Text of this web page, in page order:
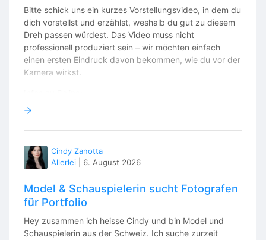
Bitte schick uns ein kurzes Vorstellungsvideo, in dem du
dich vorstellst und erzählst, weshalb du gut zu diesem
Dreh passen würdest. Das Video muss nicht
professionell produziert sein – wir möchten einfach
einen ersten Eindruck davon bekommen, wie du vor der
Kamera wirkst.
Solina ist eine moderne Institution im Berner Oberland
Im Mittelpunkt stehen eine wertschätzende
Zusammenarbeit, gelebte Menschlichkeit und ein
persönlich weiterentwickeln können. Mit der Recruiting-
Kampagne möchte Solina motivierte
authentischen Einblick in den Arbeitsalltag vermitteln.
Cindy Zanotta
Allerlei
6. August 2026
Model & Schauspielerin sucht Fotografen
für Portfolio
Hey zusammen ich heisse Cindy und bin Model und
Schauspielerin aus der Schweiz. Ich suche zurzeit